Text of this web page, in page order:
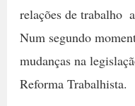
relações de trabalho
Num segundo
mudanças na
Reforma Trabalhista.